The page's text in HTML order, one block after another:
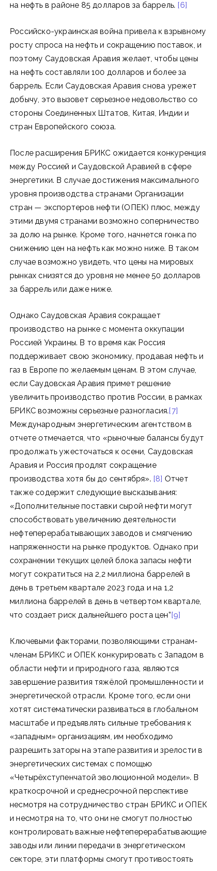
на нефть в районе 85 долларов за баррель. [6]
Российско-украинская война привела к взрывному
росту спроса на нефть и сокращению поставок, и
поэтому Саудовская Аравия желает, чтобы цены
на нефть составляли 100 долларов и более за
баррель. Если Саудовская Аравия снова урежет
добычу, это вызовет серьезное недовольство со
стороны Соединенных Штатов, Китая, Индии и
стран Европейского союза.
После расширения БРИКС ожидается конкуренция
между Россией и Саудовской Аравией в сфере
энергетики. В случае достижения максимального
уровня производства странами Организации
стран — экспортеров нефти (ОПЕК) плюс, между
этими двумя странами возможно соперничество
за долю на рынке. Кроме того, начнется гонка по
снижению цен на нефть как можно ниже. В таком
случае возможно увидеть, что цены на мировых
рынках снизятся до уровня не менее 50 долларов
за баррель или даже ниже.
Однако Саудовская Аравия сокращает
производство на рынке с момента оккупации
Россией Украины. В то время как Россия
поддерживает свою экономику, продавая нефть и
газ в Европе по желаемым ценам. В этом случае,
если Саудовская Аравия примет решение
увеличить производство против России, в рамках
БРИКС возможны серьезные разногласия.[7]
Международным энергетическим агентством в
отчете отмечается, что «рыночные балансы будут
продолжать ужесточаться к осени, Саудовская
Аравия и Россия продлят сокращение
производства хотя бы до сентября». [8] Отчет
также содержит следующие высказывания:
«Дополнительные поставки сырой нефти могут
способствовать увеличению деятельности
нефтеперерабатывающих заводов и смягчению
напряженности на рынке продуктов. Однако при
сохранении текущих целей блока запасы нефти
могут сократиться на 2,2 миллиона баррелей в
день в третьем квартале 2023 года и на 1,2
миллиона баррелей в день в четвертом квартале,
что создает риск дальнейшего роста цен”[9]
Ключевыми факторами, позволяющими странам-
членам БРИКС и ОПЕК конкурировать с Западом в
области нефти и природного газа, являются
завершение развития тяжёлой промышленности и
энергетической отрасли. Кроме того, если они
хотят систематически развиваться в глобальном
масштабе и предъявлять сильные требования к
«западным» организациям, им необходимо
разрешить заторы на этапе развития и зрелости в
энергетических системах с помощью
«Четырёхступенчатой эволюционной модели». В
краткосрочной и среднесрочной перспективе
несмотря на сотрудничество стран БРИКС и ОПЕК
и несмотря на то, что они не смогут полностью
контролировать важные нефтеперерабатывающие
заводы или линии передачи в энергетическом
секторе, эти платформы смогут противостоять